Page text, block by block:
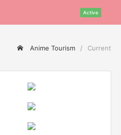
Active
Anime Tourism Current